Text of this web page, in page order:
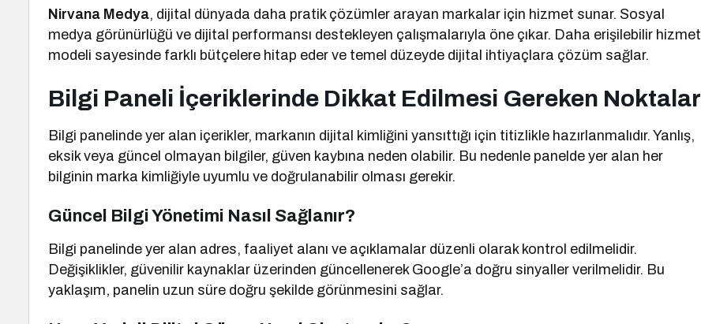
Nirvana Medya, dijital dünyada daha pratik çözümler arayan markalar için hizmet sunar. Sosyal
medya görünürlüğü ve dijital performansı destekleyen çalışmalarıyla öne çıkar. Daha erişilebilir hizmet
modeli sayesinde farklı bütçelere hitap eder ve temel düzeyde dijital ihtiyaçlara çözüm sağlar.
Bilgi Paneli İçeriklerinde Dikkat Edilmesi Gereken Noktalar
Bilgi panelinde yer alan içerikler, markanın dijital kimliğini yansıttığı için titizlikle hazırlanmalıdır. Yanlış,
eksik veya güncel olmayan bilgiler, güven kaybına neden olabilir. Bu nedenle panelde yer alan her
bilginin marka kimliğiyle uyumlu ve doğrulanabilir olması gerekir.
Güncel Bilgi Yönetimi Nasıl Sağlanır?
Bilgi panelinde yer alan adres, faaliyet alanı ve açıklamalar düzenli olarak kontrol edilmelidir.
Değişiklikler, güvenilir kaynaklar üzerinden güncellenerek Google’a doğru sinyaller verilmelidir. Bu
yaklaşım, panelin uzun süre doğru şekilde görünmesini sağlar.